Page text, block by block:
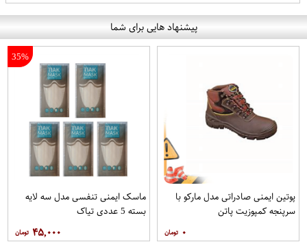
پیشنهاد هایی برای شما
پوتین ایمنی صادراتی مدل مارکو با
سرپنجه کمپوزیت پاتن
۰
35%
ماسک ایمنی تنفسی مدل سه لایه
بسته 5 عددی تیاک
۴۵,۰۰۰